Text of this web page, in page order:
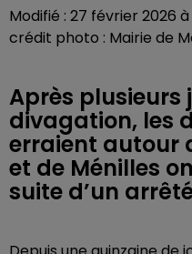
Modifié : 27 février 2026
crédit photo : Mairie de
Après plusieurs
divagation, les
erraient autour
et de Ménilles
suite d’un